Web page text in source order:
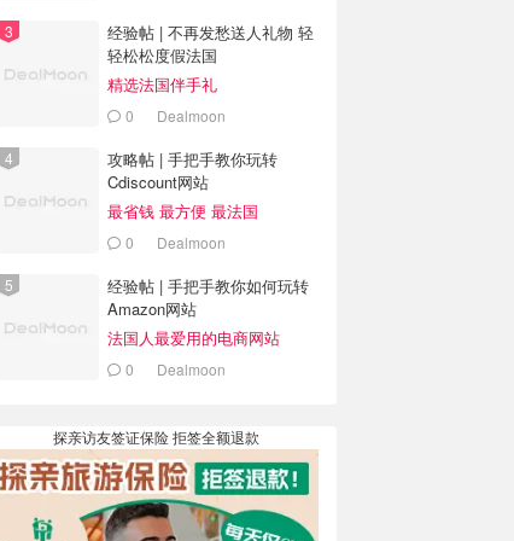
经验帖 | 不再发愁送人礼物 轻
轻松松度假法国
精选法国伴手礼
0 Dealmoon
攻略帖 | 手把手教你玩转
Cdiscount网站
最省钱 最方便 最法国
0 Dealmoon
经验帖 | 手把手教你如何玩转
Amazon网站
法国人最爱用的电商网站
0 Dealmoon
探亲访友签证保险 拒签全额退款